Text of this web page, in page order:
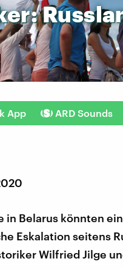
App ARD Sounds
in Belarus könnten
Eskalation seitens
Wilfried Jilge